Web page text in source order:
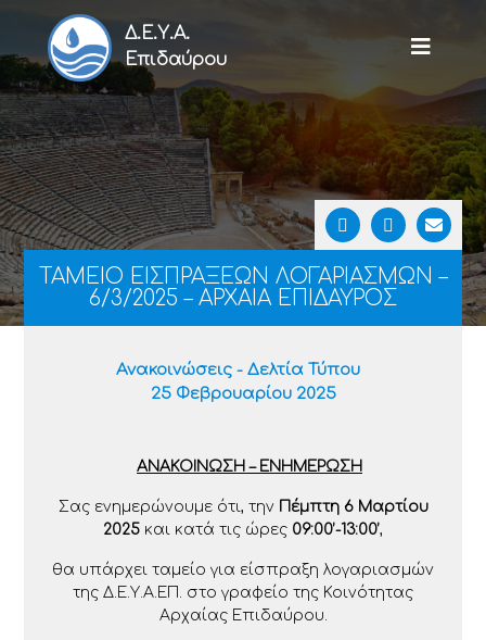
Δ.Ε.Υ.Α.
Επιδαύρου
ΤΑΜΕΙΟ ΕΙΣΠΡΑΞΕΩΝ ΛΟΓΑΡΙΑΣΜΩΝ –
6/3/2025 – ΑΡΧΑΙΑ ΕΠΙΔΑΥΡΟΣ
Ανακοινώσεις - Δελτία Τύπου
25 Φεβρουαρίου 2025
ΑΝΑΚΟΙΝΩΣΗ – ΕΝΗΜΕΡΩΣΗ
Σας ενημερώνουμε ότι, την Πέμπτη 6 Μαρτίου
2025 και κατά τις ώρες 09:00’-13:00’,
θα υπάρχει ταμείο για είσπραξη λογαριασμών
της Δ.Ε.Υ.Α.ΕΠ. στο γραφείο της Κοινότητας
Αρχαίας Επιδαύρου.